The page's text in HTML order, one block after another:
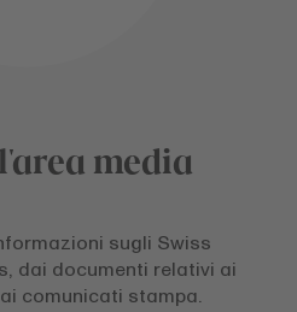
media
sugli Swiss
dai documenti relativi ai
comunicati stampa.